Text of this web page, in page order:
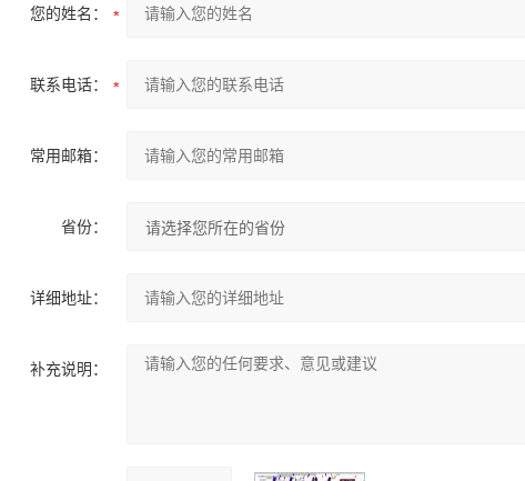
您的姓名：
联系电话：
常用邮箱：
省份：
详细地址：
补充说明：